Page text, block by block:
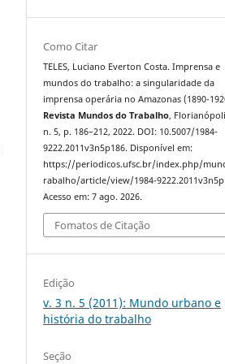
Como Citar
TELES, Luciano Everton Costa. Imprensa e
mundos do trabalho: a singularidade da
imprensa operária no Amazonas (1890-
Revista Mundos do Trabalho,
n. 5, p. 186–212, 2022. DOI: 10.5007/1984-
9222.2011v3n5p186. Disponível em:
https://periodicos.ufsc.br/index.php/
rabalho/article/view/1984-
Acesso em: 7 ago. 2026.
Fomatos de Citação
Edição
v. 3 n. 5 (2011): Mundo urbano e
história do trabalho
Seção